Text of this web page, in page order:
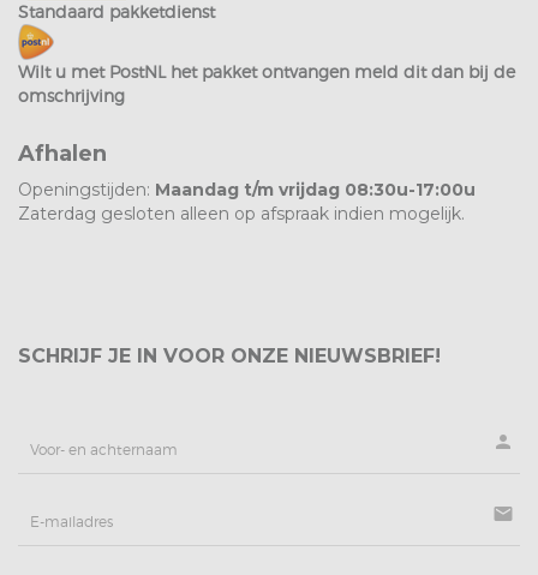
Standaard pakketdienst
Wilt u met PostNL het pakket ontvangen meld dit dan bij de
omschrijving
Afhalen
Openingstijden: Maandag t/m vrijdag 08:30u-17:00u
Zaterdag gesloten alleen op afspraak indien mogelijk.
SCHRIJF JE IN VOOR ONZE NIEUWSBRIEF!
person
mail